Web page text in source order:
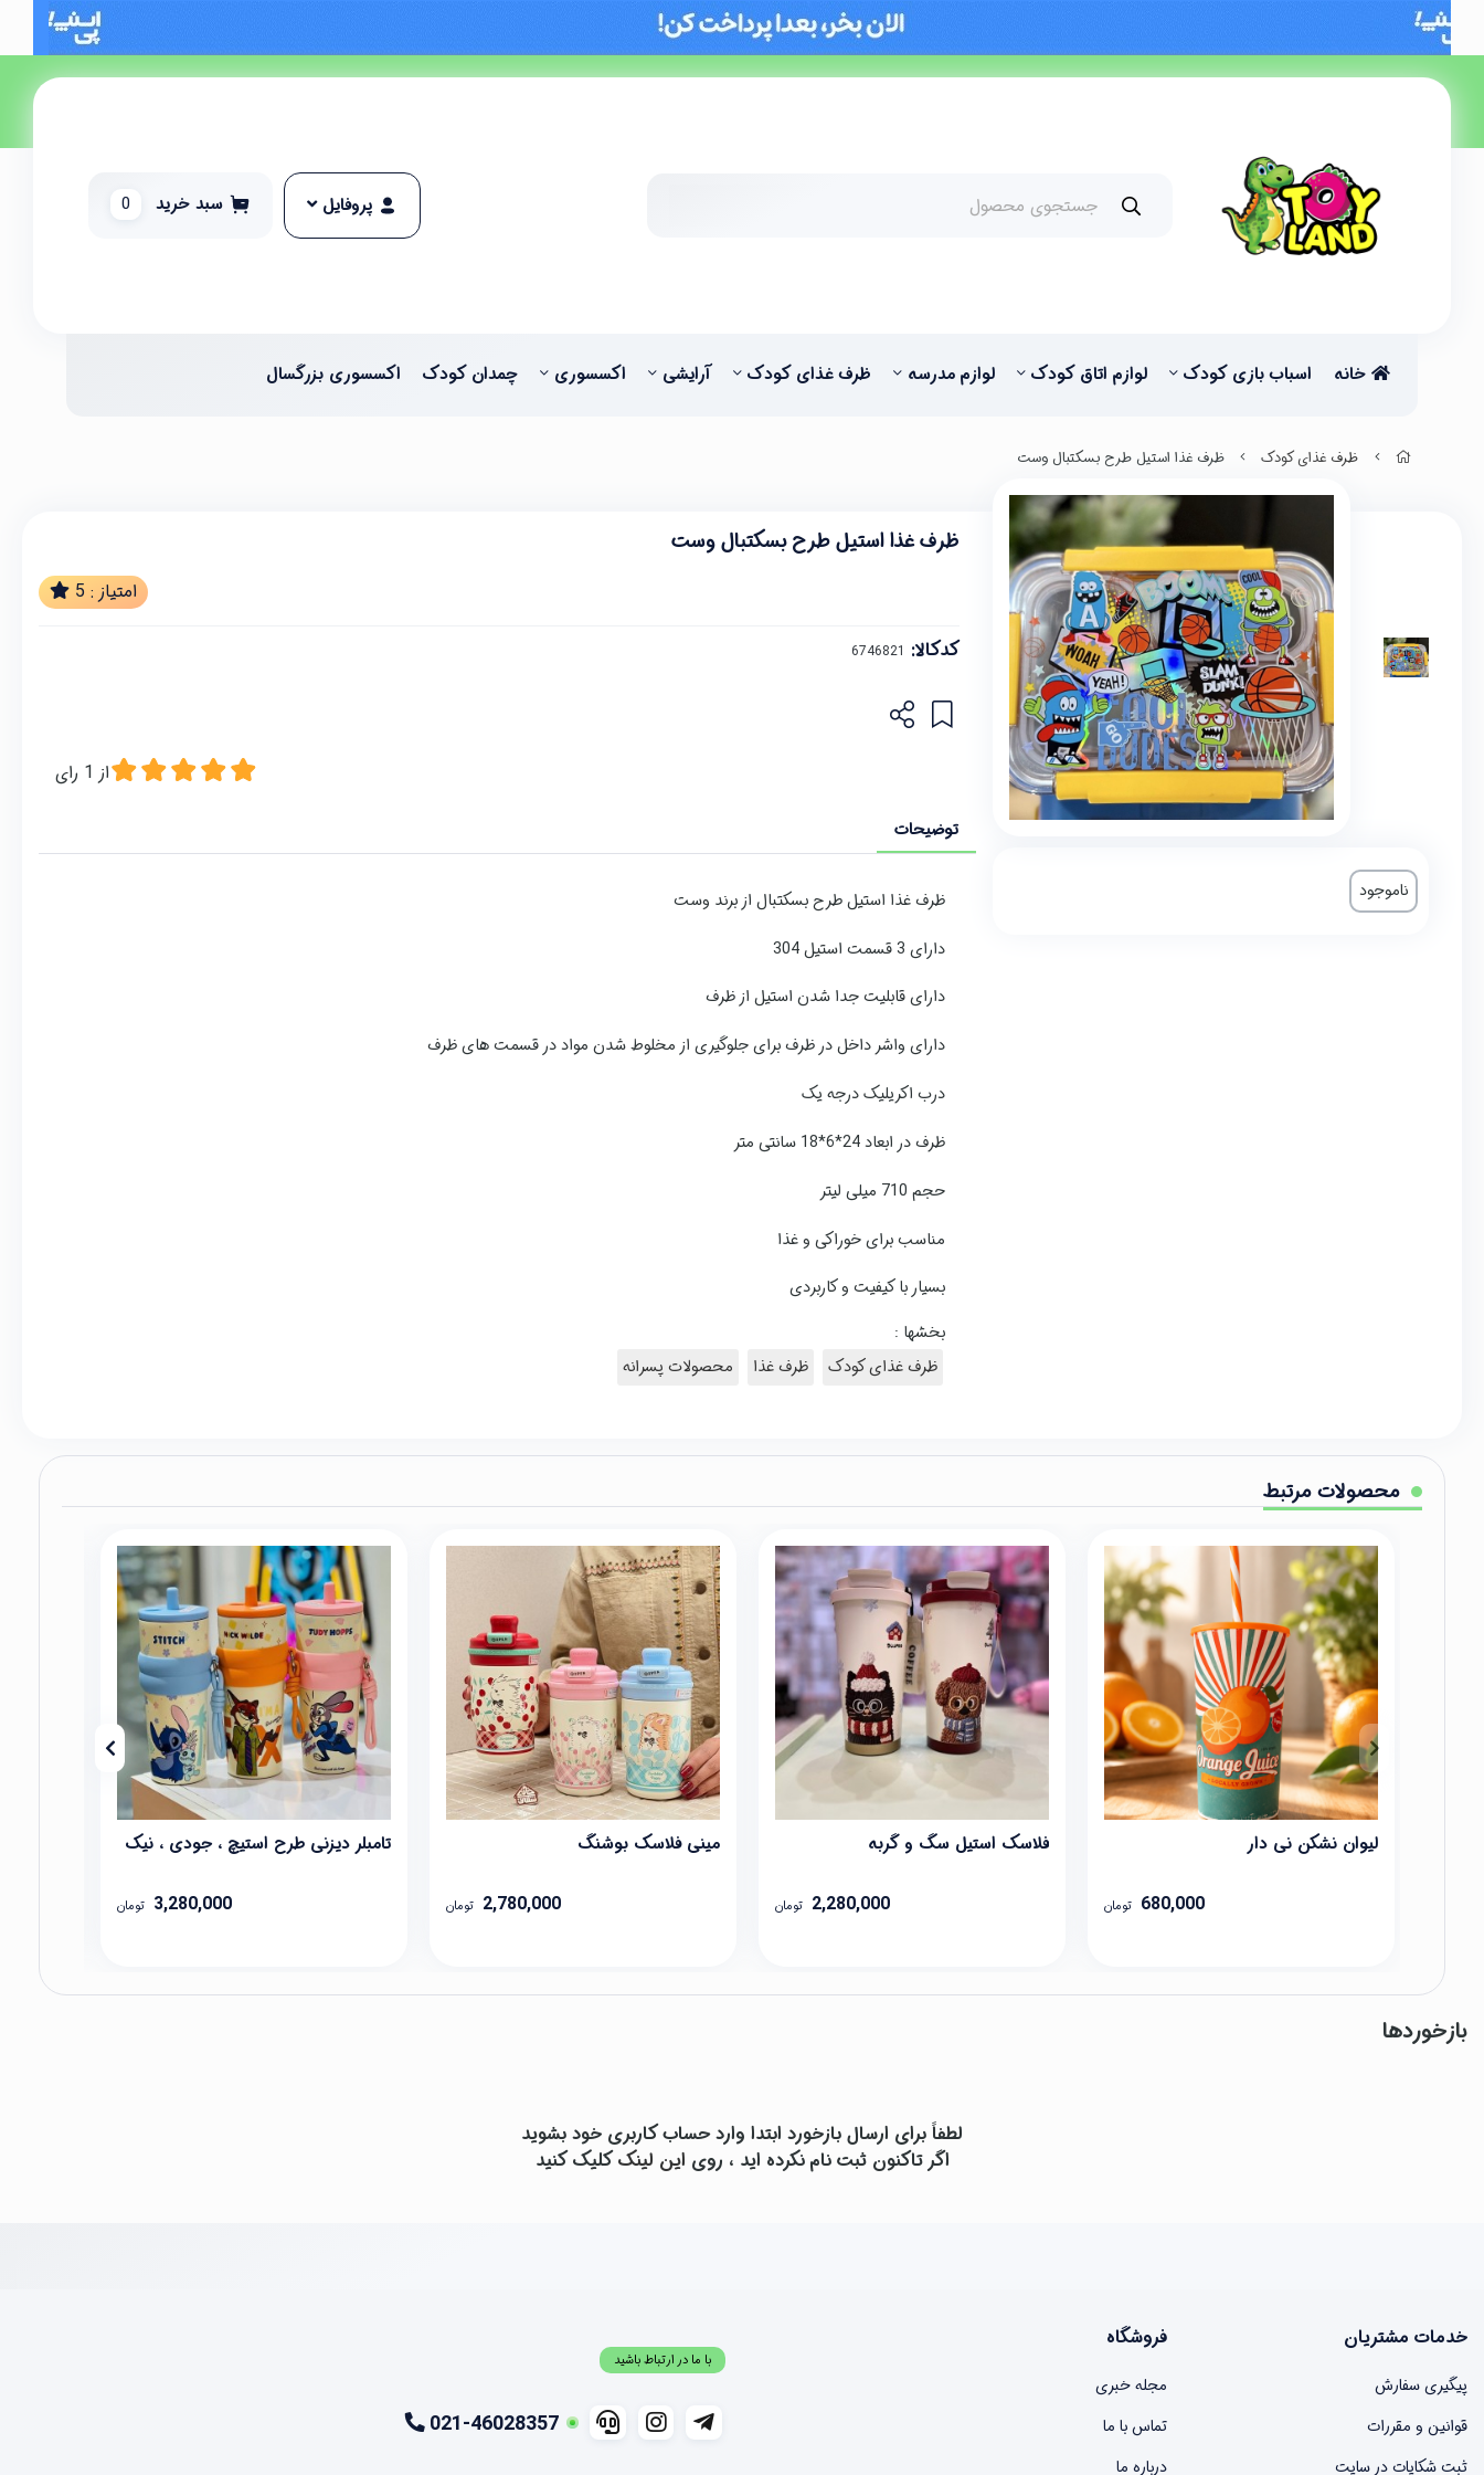
پروفایل سبد خرید 0
خانه اسباب بازی کودک لوازم اتاق کودک لوازم مدرسه ظرف غذای کودک آرایشی اکسسوری چمدان کودک اکسسوری بزرگسال
ظرف غذای کودک ظرف غذا استیل طرح بسکتبال وست
ناموجود
ظرف غذا استیل طرح بسکتبال وست
امتیاز : 5
کدکالا:
از 1 رای
توضیحات
ظرف غذا استیل طرح بسکتبال از برند وست
دارای 3 قسمت استیل 304
دارای قابلیت جدا شدن استیل از ظرف
دارای واشر داخل در ظرف برای جلوگیری از مخلوط شدن مواد در قسمت های ظرف
درب اکریلیک درجه یک
ظرف در ابعاد 24*6*18 سانتی متر
حجم 710 میلی لیتر
مناسب برای خوراکی و غذا
بسیار با کیفیت و کاربردی
بخشها :
ظرف غذای کودک
ظرف غذا محصولات پسرانه
محصولات مرتبط
لیوان نشکن نی دار
680,000 تومان
فلاسک استیل سگ و گربه
2,280,000 تومان
مینی فلاسک بوشنگ
2,780,000 تومان
تامبلر دیزنی طرح استیچ ، جودی ، نیک
3,280,000 تومان
بازخوردها
لطفاً برای ارسال بازخورد ابتدا وارد حساب کاربری خود بشوید
اگر تاکنون ثبت نام نکرده اید ، روی این لینککلیک کنید
خدمات مشتریان
پیگیری سفارش
قوانین و مقررات
ثبت شکایات در سایت
فروشگاه
مجله خبری
تماس با ما
درباره ما
با ما در ارتباط باشید
021-46028357